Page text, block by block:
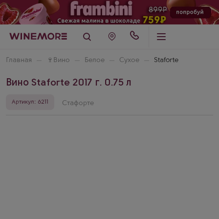
Главная 🍷 Вино Белое Сухое Staforte
Вино Staforte 2017 г. 0.75 л
Артикул: 6211 Стафорте